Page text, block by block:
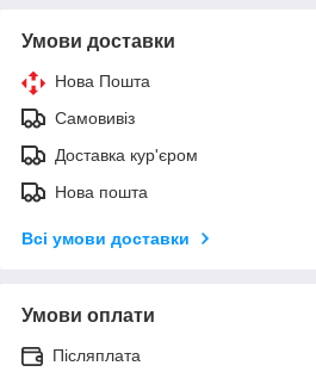
Умови доставки
Нова Пошта
Самовивіз
Доставка кур'єром
Нова пошта
Всі умови доставки
Умови оплати
Післяплата